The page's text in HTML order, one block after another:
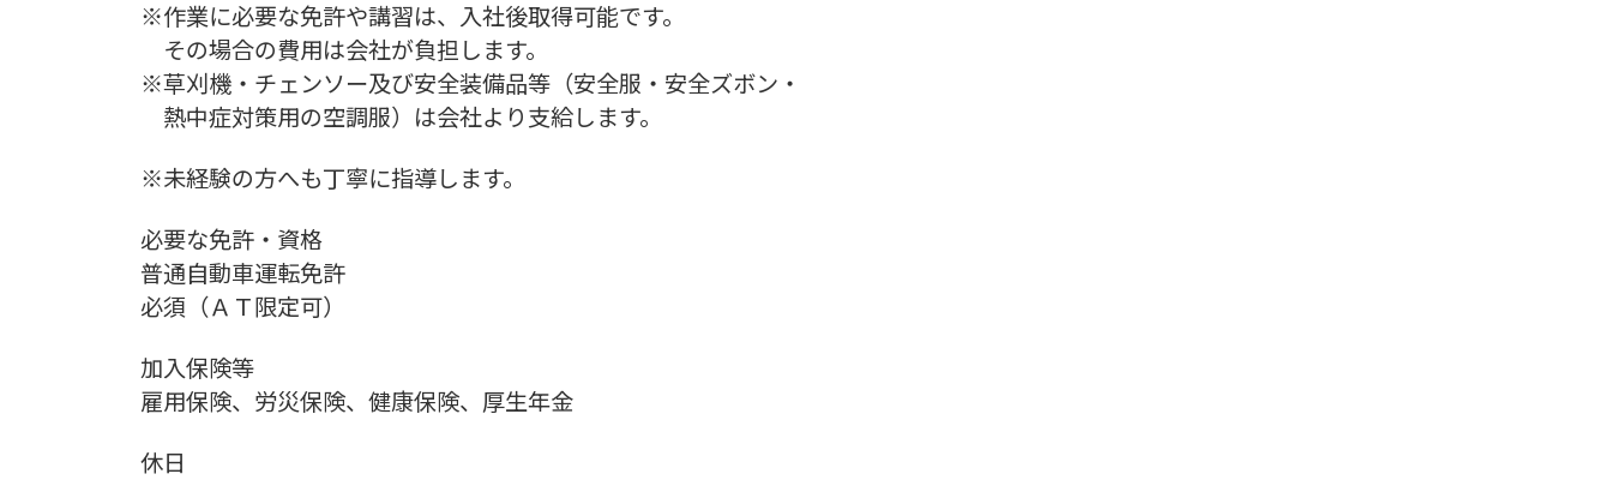
※作業に必要な免許や講習は、入社後取得可能です。
その場合の費用は会社が負担します。
※草刈機・チェンソー及び安全装備品等（安全服・安全ズボン・
熱中症対策用の空調服）は会社より支給します。
※未経験の方へも丁寧に指導します。
必要な免許・資格
普通自動車運転免許
必須（ＡＴ限定可）
加入保険等
雇用保険、労災保険、健康保険、厚生年金
休日